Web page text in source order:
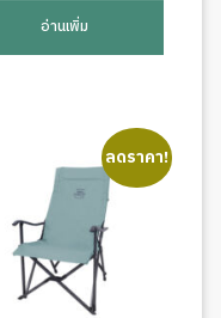
อ่านเพิ่ม
ลดราคา!